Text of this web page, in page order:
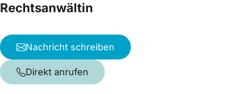
Rechtsanwältin
Nachricht schreiben
Direkt anrufen